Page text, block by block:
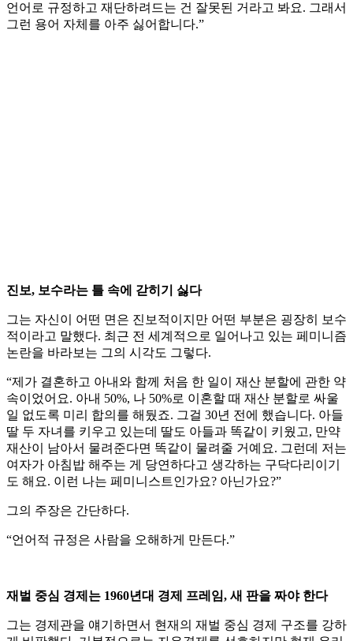
언어로 규정하고 재단하려드는 건 잘못된 거라고 봐요. 그래서
그런 용어 자체를 아주 싫어합니다.”
진보, 보수라는 틀 속에 갇히기 싫다
그는 자신이 어떤 면은 진보적이지만 어떤 부분은 굉장히 보수
적이라고 말했다. 최근 전 세계적으로 일어나고 있는 페미니즘
논란을 바라보는 그의 시각도 그렇다.
“제가 결혼하고 아내와 함께 처음 한 일이 재산 분할에 관한 약
속이었어요. 아내 50%, 나 50%로 이혼할 때 재산 분할로 싸울
일 없도록 미리 합의를 해뒀죠. 그걸 30년 전에 했습니다. 아들
딸 두 자녀를 키우고 있는데 딸도 아들과 똑같이 키웠고, 만약
재산이 남아서 물려준다면 똑같이 물려줄 거예요. 그런데 저는
여자가 아침밥 해주는 게 당연하다고 생각하는 구닥다리이기
도 해요. 이런 나는 페미니스트인가요? 아닌가요?”
그의 주장은 간단하다.
“언어적 규정은 사람을 오해하게 만든다.”
재벌 중심 경제는 1960년대 경제 프레임, 새 판을 짜야 한다
그는 경제관을 얘기하면서 현재의 재벌 중심 경제 구조를 강하